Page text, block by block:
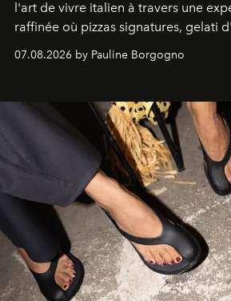
l'art de vivre italien à travers une
raffinée où pizzas signatures, gelati
d'exception composent un véritable
07.08.2026 by Pauline Borgogno